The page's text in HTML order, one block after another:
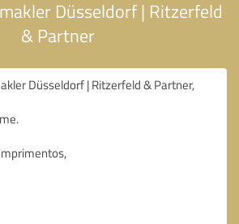
Düsseldorf | Ritzerfeld
& Partner